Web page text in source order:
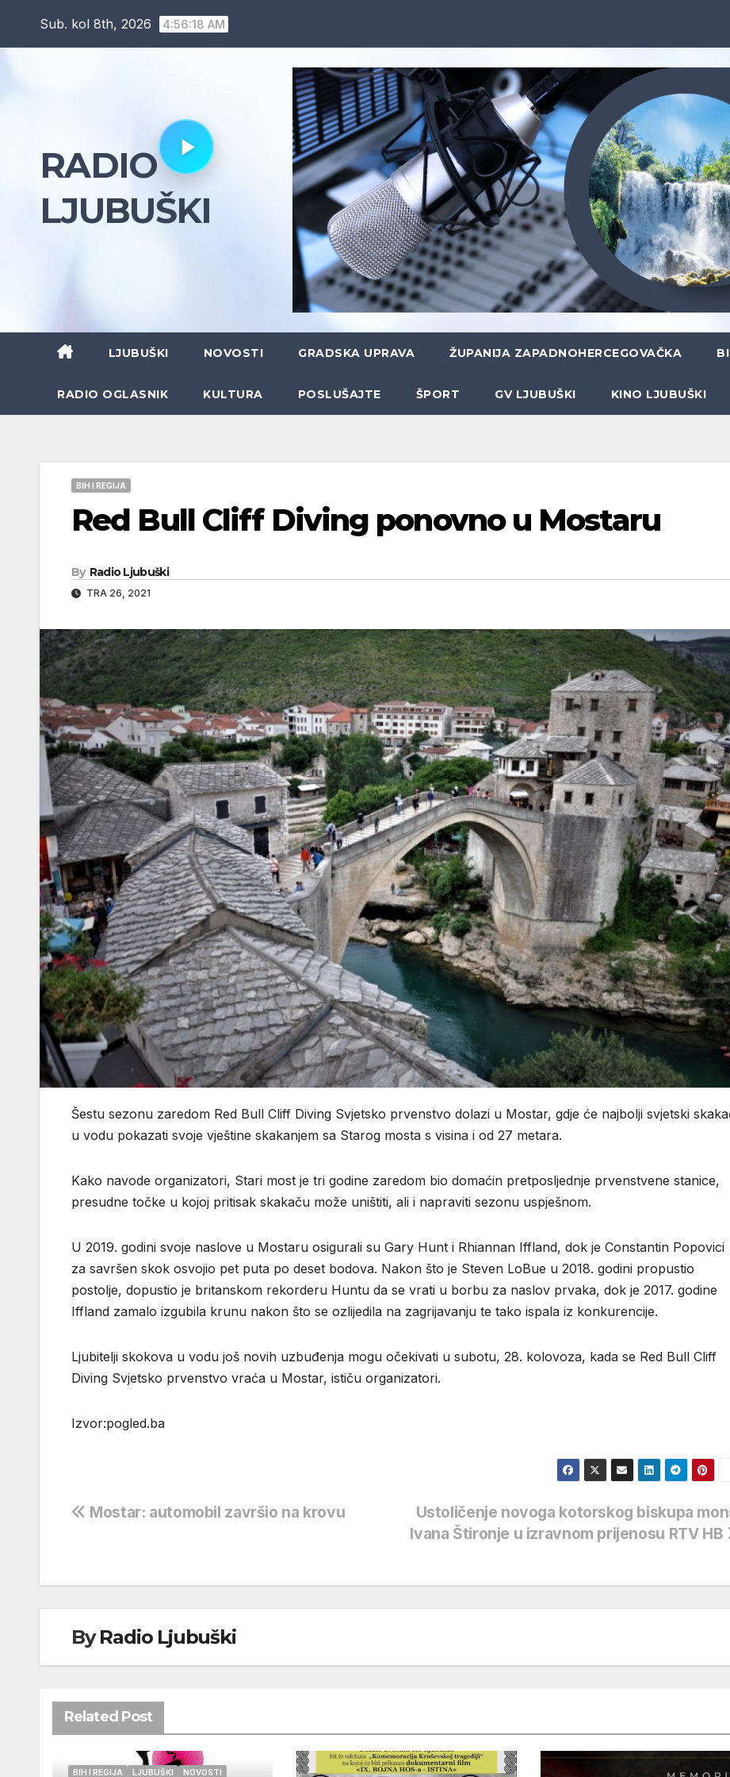
Sub. kol 8th, 2026 4:56:19 AM
RADIO
LJUBUŠKI
LJUBUŠKI NOVOSTI GRADSKA UPRAVA ŽUPANIJA ZAPADNOHERCEGOVAČKA
RADIO OGLASNIK KULTURA POSLUŠAJTE ŠPORT GV LJUBUŠKI KINO LJUBUŠKI
BIH I REGIJA
Red Bull Cliff Diving ponovno u Mostaru
By Radio Ljubuški
TRA 26, 2021
Šestu sezonu zaredom Red Bull Cliff Diving Svjetsko prvenstvo dolazi u Mostar, gdje će najbolji svjetski
u vodu pokazati svoje vještine skakanjem sa Starog mosta s visina i od 27 metara.
Kako navode organizatori, Stari most je tri godine zaredom bio domaćin pretposljednje prvenstvene stanice,
presudne točke u kojoj pritisak skakaču može uništiti, ali i napraviti sezonu uspješnom.
U 2019. godini svoje naslove u Mostaru osigurali su Gary Hunt i Rhiannan Iffland, dok je Constantin Popovici
za savršen skok osvojio pet puta po deset bodova. Nakon što je Steven LoBue u 2018. godini propustio
postolje, dopustio je britanskom rekorderu Huntu da se vrati u borbu za naslov prvaka, dok je 2017. godine
Iffland zamalo izgubila krunu nakon što se ozlijedila na zagrijavanju te tako ispala iz konkurencije.
Ljubitelji skokova u vodu još novih uzbuđenja mogu očekivati u subotu, 28. kolovoza, kada se Red Bull Cliff
Diving Svjetsko prvenstvo vraća u Mostar, ističu organizatori.
Izvor:pogled.ba
Navigacija
Ustoličenje novoga kotorskog biskupa
Ivana Štironje u izravnom prijenosu RTV HB
Mostar: automobil završio na krovu
ByRadio Ljubuški
Related Post
BIH I REGIJA LJUBUŠKI
NOVOSTI